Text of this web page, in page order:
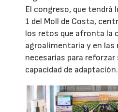
El congreso, que tendrá
1 del Moll de Costa,
los retos que afronta la
agroalimentaria y en las
necesarias para
capacidad de adaptación.